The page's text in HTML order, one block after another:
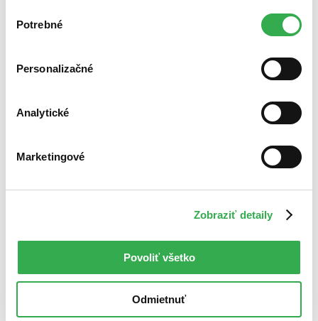
nám pomohlo, keby sme mohli používať všetky tieto
súhlasu
Potrebné
Personalizačné
Analytické
Marketingové
Zobraziť detaily
Povoliť všetko
Odmietnuť
Zúžiť výber
Zoradiť
Novinky
Najvyššia zľava
Zrušiť filtre
čítané - mierne opotrebovanéNa tému budhizmus
Skúste prosím zmeniť vyhľadávaný výraz.